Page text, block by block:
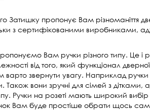
пропонує Вам різноманіття
з сертифікованими виробниками,
Вам ручки різного типу. Це і
від того, який функціонал
варто звернути увагу. Наприклад
Також вони зручні для сімей з
Ручки на розеті мають широкий
Вам буде простіше обрати щось